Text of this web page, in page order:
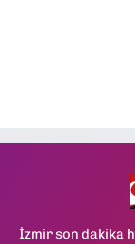
İzmir son dakika